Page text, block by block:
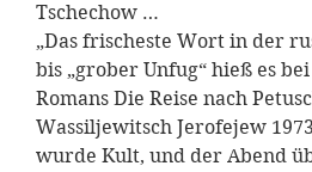
Tschechow …
„Das frischeste Wort in der
bis „grober Unfug“ hieß es
Romans Die Reise nach
Wassiljewitsch Jerofejew
wurde Kult, und der Abend